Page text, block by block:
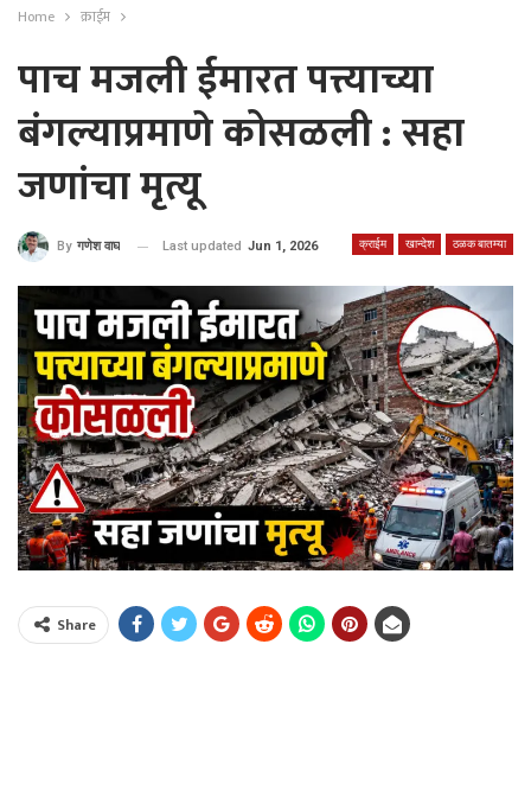
Home क्राईम
पाच मजली ईमारत पत्त्याच्या
बंगल्याप्रमाणे कोसळली : सहा
जणांचा मृत्यू
क्राईम खान्देश ठळक बातम्या
By गणेश वाघ Last updated Jun 1, 2026
Share